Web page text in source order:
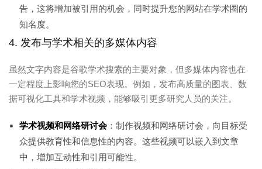
告，这将增加被引用的机会，同时提升您的网站在学术圈的
知名度。
4. 发布与学术相关的多媒体内容
虽然文字内容是谷歌学术搜索的主要对象，但多媒体内容也在
一定程度上影响您的SEO表现。例如，发布高质量的图表、数
据可视化工具和学术视频，能够吸引更多研究人员的关注。
学术视频和网络研讨会：制作视频和网络研讨会，向目标受
众提供教育性和信息性的内容。这些视频可以嵌入到文章
中，增加互动性和引用可能性。